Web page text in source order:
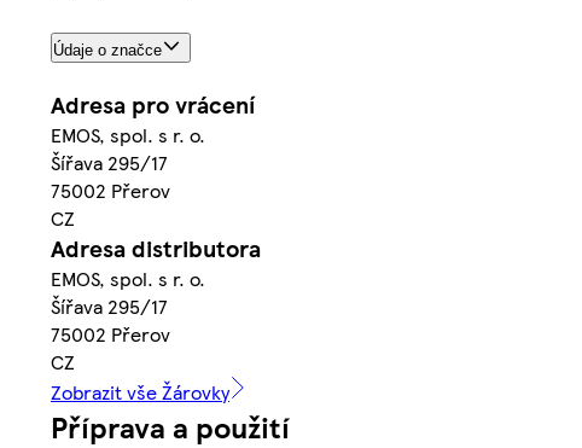
Údaje o značce
Adresa pro vrácení
EMOS, spol. s r. o.
Šířava 295/17
75002 Přerov
CZ
Adresa distributora
EMOS, spol. s r. o.
Šířava 295/17
75002 Přerov
CZ
Zobrazit vše Žárovky
Příprava a použití